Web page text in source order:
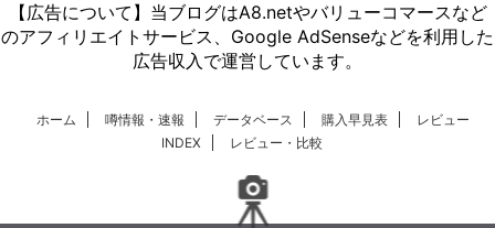
【広告について】当ブログはA8.netやバリューコマースなど
のアフィリエイトサービス、Google AdSenseなどを利用した
広告収入で運営しています。
ホーム 噂情報・速報 データベース 購入早見表
レビュー
INDEX
レビュー・比較